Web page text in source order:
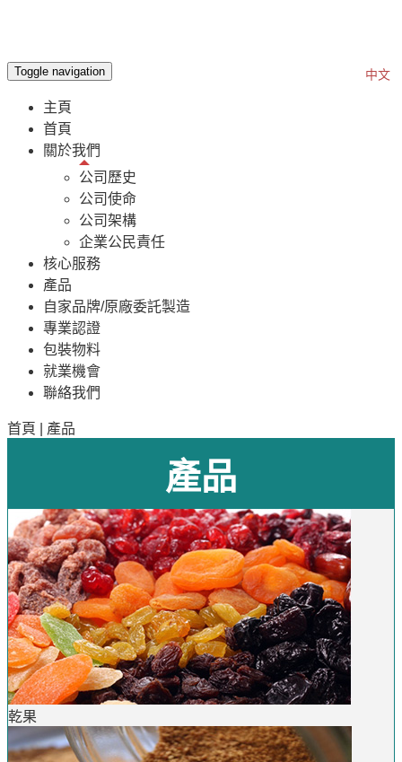
中文
Toggle navigation
主頁
首頁
關於我們
公司歷史
公司使命
公司架構
企業公民責任
核心服務
產品
自家品牌/原廠委託製造
專業認證
包裝物料
就業機會
聯絡我們
首頁 產品
產品
乾果